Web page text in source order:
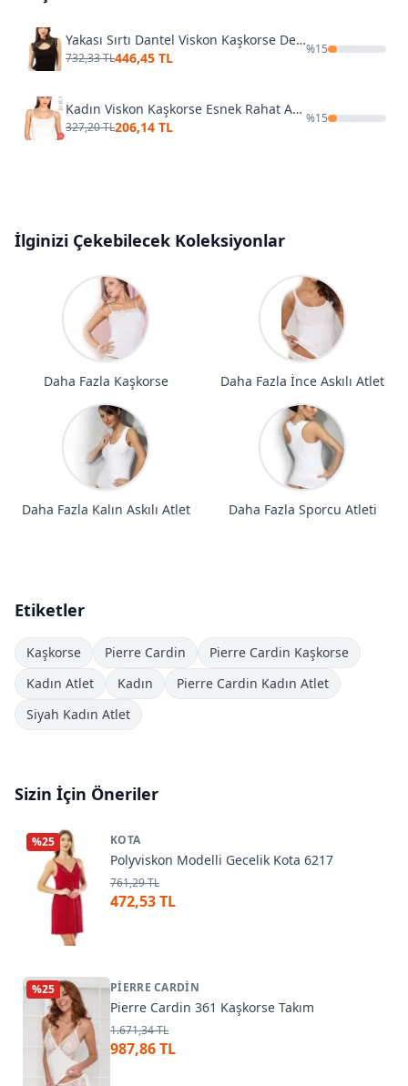
Yakası Sırtı Dantel Viskon Kaşkorse Detaylı Esnek Örme Kadın Atlet Bluz Özkan 27055
732,33 TL446,45 TL
%15
Kadın Viskon Kaşkorse Esnek Rahat Ayarlanabilir İp Askılı Crop Atlet Büstiyer Özkan 27434
327,20 TL206,14 TL
%15
İlginizi Çekebilecek Koleksiyonlar
Daha Fazla Kaşkorse Daha Fazla İnce Askılı Atlet
Daha Fazla Kalın Askılı Atlet Daha Fazla Sporcu Atleti
Etiketler
Kaşkorse Pierre Cardin
Pierre Cardin Kaşkorse
Kadın Atlet
Kadın
Pierre Cardin Kadın Atlet
Siyah Kadın Atlet
Sizin İçin Öneriler
%25 KOTA
Polyviskon Modelli Gecelik Kota 6217
761,29 TL
472,53 TL
%25 PIERRE CARDIN
Pierre Cardin 361 Kaşkorse Takım
1.671,34 TL
987,86 TL